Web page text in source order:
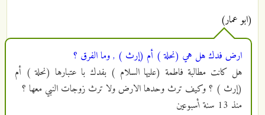
(ابو عمار)
ارض فدك هل هي (نحلة ) أم (إرث ) , وما الفرق ؟
هل كانت مطالبة فاطمة (عليها السلام ) بفدك با عتبارها (نحلة ) أم
(إرث ) ؟ وكيف ترث وحدها الارض ولا ترث زوجات النبي معها ؟
منذ 13 سنة أسبوعين